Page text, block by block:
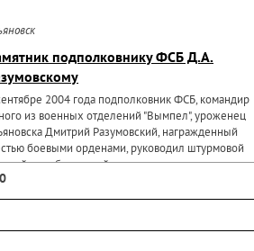
подполковнику ФСБ Д.А.
2004 года подполковник ФСБ, командир
из военных отделений "Вымпел", уроженец
Дмитрий Разумовский, награжденный
боевыми орденами, руководил штурмовой
освобождашей захваченных террористами
в Беслане. Во время выполнения этого
он погиб...
0